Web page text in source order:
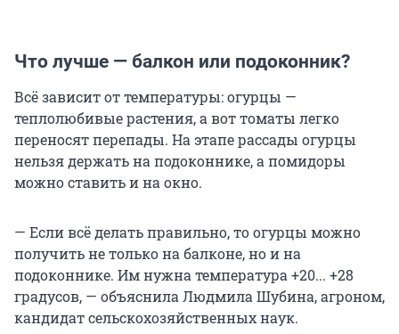
Что лучше — балкон или подоконник?
Всё зависит от температуры: огурцы —
теплолюбивые растения, а вот томаты легко
переносят перепады. На этапе рассады огурцы
нельзя держать на подоконнике, а помидоры
можно ставить и на окно.
— Если всё делать правильно, то огурцы можно
получить не только на балконе, но и на
подоконнике. Им нужна температура +20... +28
градусов, — объяснила Людмила Шубина, агроном,
кандидат сельскохозяйственных наук.